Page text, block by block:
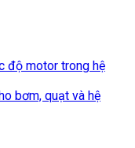
độ motor trong hệ
bơm, quạt và hệ